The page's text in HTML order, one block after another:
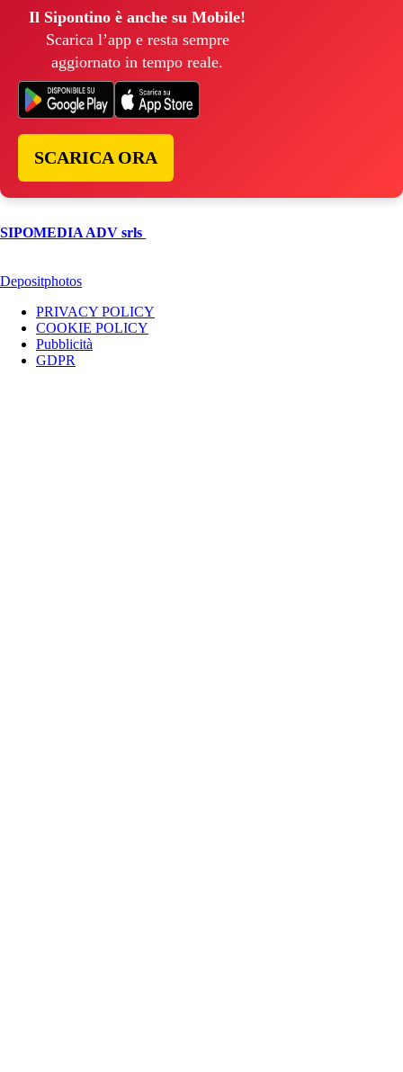
Il Sipontino è anche su Mobile!
Scarica l’app e resta sempre
aggiornato in tempo reale.
SCARICA ORA
SIPOMEDIA ADV srls
Depositphotos
PRIVACY POLICY
COOKIE POLICY
Pubblicità
GDPR